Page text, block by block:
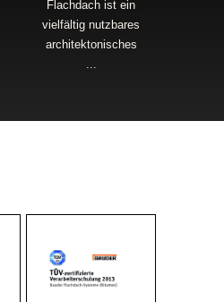
Flachdach ist ein
vielfältig nutzbares
architektonisches
...